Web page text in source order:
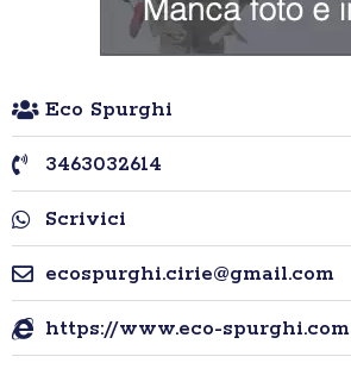
Eco Spurghi
3463032614
Scrivici
ecospurghi.cirie@gmail.com
https://www.eco-spurghi.com